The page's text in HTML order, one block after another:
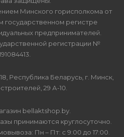
Минского горисполкома от
государственном регистре
предпринимателей.
регистрации №
Республика Беларусь, г. Минск,
29 А-10.
bellaktshop.by.
принимаются круглосуточно.
Пн – Пт: с 9:00 до 17:00.